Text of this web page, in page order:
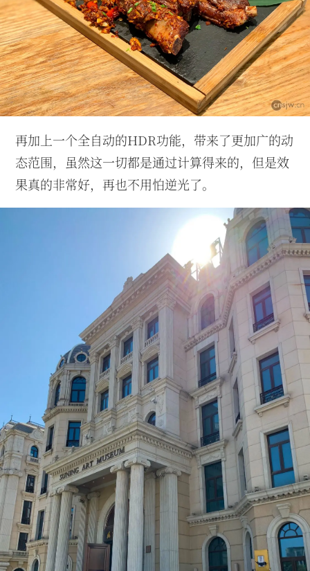
再加上一个全自动的HDR功能，带来了更加广的动
态范围，虽然这一切都是通过计算得来的，但是效
果真的非常好，再也不用怕逆光了。